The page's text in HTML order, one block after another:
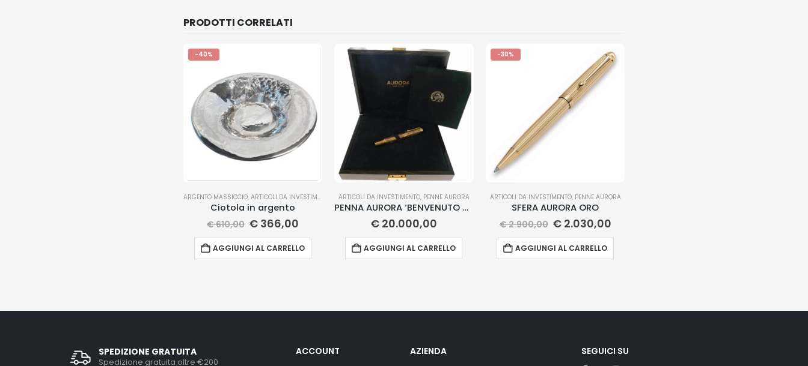
PRODOTTI CORRELATI
-40%
ARGENTO MASSICCIO, ARTICOLI DA INVESTIMENTO
Ciotola in argento
€610,00 €366,00
AGGIUNGI AL CARRELLO
ARTICOLI DA INVESTIMENTO, PENNE AURORA
PENNA AURORA ‘BENVENUTO CELLINI’
€ 20.000,00
AGGIUNGI AL CARRELLO
-30%
ARTICOLI DA INVESTIMENTO, PENNE AURORA
SFERA AURORA ORO
€2.900,00 €2.030,00
AGGIUNGI AL CARRELLO
SPEDIZIONE GRATUITA
Spedizione gratuita oltre €200
ACCOUNT AZIENDA SEGUICI SU